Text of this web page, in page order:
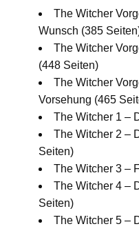
The Witcher
Wunsch (385
The Witcher
(448 Seiten)
The Witcher
Vorsehung (465
The Witcher 1 –
The Witcher 2 –
Seiten)
The Witcher 3 –
The Witcher 4 –
Seiten)
The Witcher 5 –